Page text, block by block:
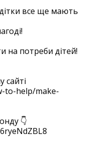
все ще мають
на потреби дітей!
to-help/make-
👇